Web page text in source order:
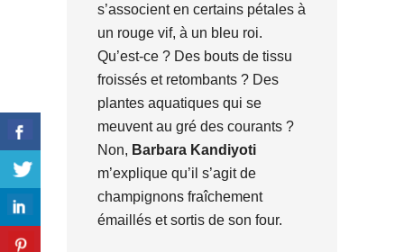
s’associent en certains pétales à
un rouge vif, à un bleu roi.
Qu’est-ce ? Des bouts de tissu
froissés et retombants ? Des
plantes aquatiques qui se
meuvent au gré des courants ?
Non, Barbara Kandiyoti
m’explique qu’il s’agit de
champignons fraîchement
émaillés et sortis de son four.